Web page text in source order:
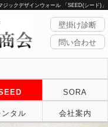
ックデザインウォール 「SEED(シード)」
壁掛け診断
問い合わせ
SORA
ンタル 会社案内